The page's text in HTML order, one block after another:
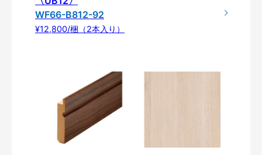
WF66-B812-92
¥12,800/梱（2本入り）